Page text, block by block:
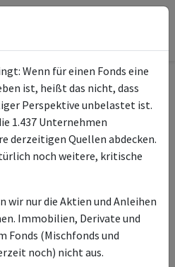
MMA II - Emerging
Markets Debt USD F-acc
LU1749433899
LU0985400083
LU0985400166
LU0985400323
Wenn für einen Fonds eine
ist, heißt das nicht, dass
Perspektive unbelastet ist.
1.437 Unternehmen
derzeitigen Quellen abdecken.
noch weitere, kritische
wir nur die Aktien und Anleihen
Immobilien, Derivate und
Fonds (Mischfonds und
noch) nicht aus.